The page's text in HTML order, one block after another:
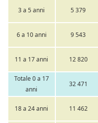
3 a 5 anni 5 379
6 a 10 anni 9 543
11 a 17 anni 12 820
Totale 0 a 17
anni
32 471
18 a 24 anni 11 462